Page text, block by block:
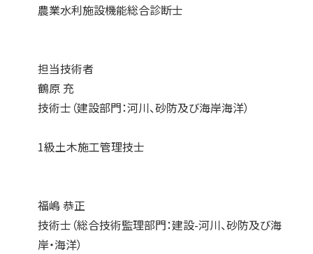
農業水利施設機能総合診断士
担当技術者
鶴原 充
技術士（建設部門：河川、砂防及び海岸海洋）
1級土木施工管理技士
福嶋 恭正
技術士（総合技術監理部門：建設-河川、砂防及び海
岸・海洋）